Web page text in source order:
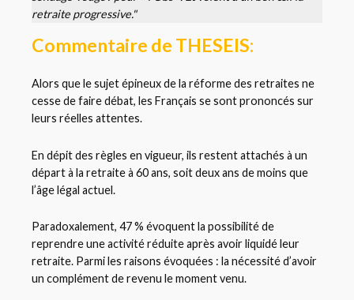
retraite progressive."
Commentaire de THESEIS:
Alors que le sujet épineux de la réforme des retraites ne
cesse de faire débat, les Français se sont prononcés sur
leurs réelles attentes.
En dépit des règles en vigueur, ils restent attachés à un
départ à la retraite à 60 ans, soit deux ans de moins que
l’âge légal actuel.
Paradoxalement, 47 % évoquent la possibilité de
reprendre une activité réduite après avoir liquidé leur
retraite. Parmi les raisons évoquées : la nécessité d’avoir
un complément de revenu le moment venu.